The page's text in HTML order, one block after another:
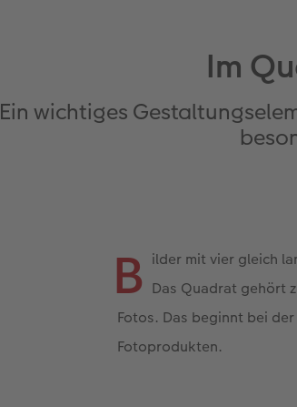
Im
Ein wichtiges
B ilder mit vier gleich
Das Quadrat gehört
Fotos. Das beginnt bei
Fotoprodukten.